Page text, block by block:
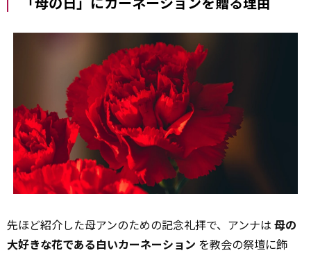
先ほど紹介した母アンのための記念礼拝で、アンナは 母の
大好きな花である白いカーネーション を教会の祭壇に飾